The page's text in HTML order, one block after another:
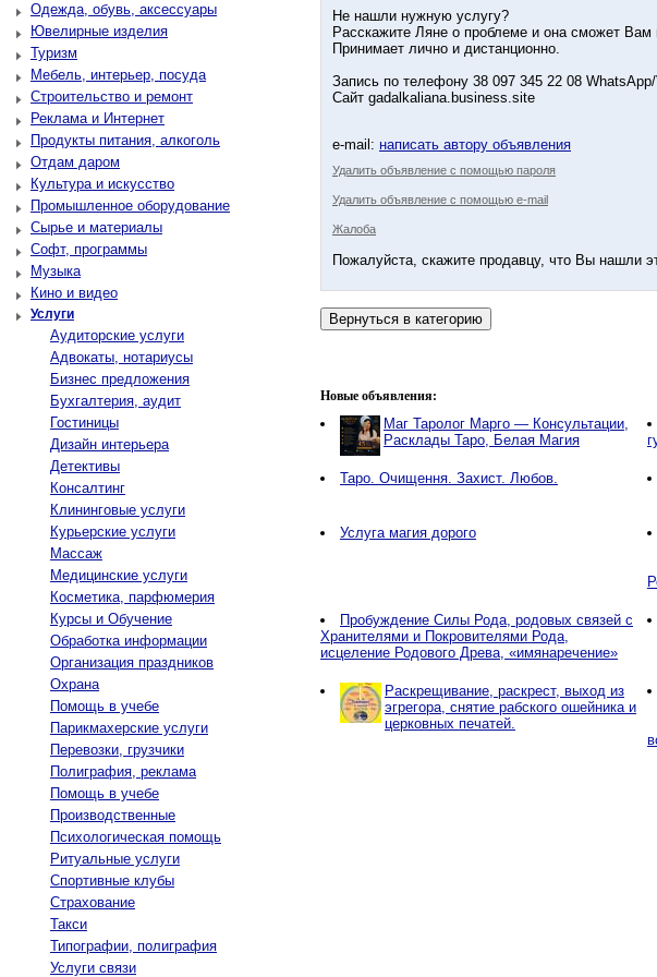
Одежда, обувь, аксессуары
Ювелирные изделия
Туризм
Мебель, интерьер, посуда
Строительство и ремонт
Реклама и Интернет
Продукты питания, алкоголь
Отдам даром
Культура и искусство
Промышленное оборудование
Сырье и материалы
Софт, программы
Музыка
Кино и видео
Услуги
Аудиторские услуги
Адвокаты, нотариусы
Бизнес предложения
Бухгалтерия, аудит
Гостиницы
Дизайн интерьера
Детективы
Консалтинг
Клининговые услуги
Курьерские услуги
Массаж
Медицинские услуги
Косметика, парфюмерия
Курсы и Обучение
Обработка информации
Организация праздников
Охрана
Помощь в учебе
Парикмахерские услуги
Перевозки, грузчики
Полиграфия, реклама
Помощь в учебе
Производственные
Психологическая помощь
Ритуальные услуги
Спортивные клубы
Страхование
Такси
Типографии, полиграфия
Услуги связи
Не нашли нужную услугу?
Расскажите Ляне о проблеме и она сможет Вам
Принимает лично и дистанционно.
Запись по телефону 38 097 345 22 08
Сайт gadalkaliana.business.site
e-mail: написать автору объявления
Удалить объявление с помощью пароля
Удалить объявление с помощью e-mail
Жалоба
Пожалуйста, скажите продавцу, что Вы нашли
Новые объявления:
Маг Таролог Марго — Консультации,
Расклады Таро, Белая Магия
Таро. Очищення. Захист. Любов.
Услуга магия дорого
Пробуждение Силы Рода, родовых связей с
Хранителями и Покровителями Рода,
исцеление Родового Древа, «имянаречение»
Раскрещивание, раскрест, выход из
эгрегора, снятие рабского ошейника и
церковных печатей.